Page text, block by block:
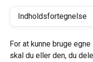
Indholdsfortegnelse
For at kunne bruge
skal du eller den, du